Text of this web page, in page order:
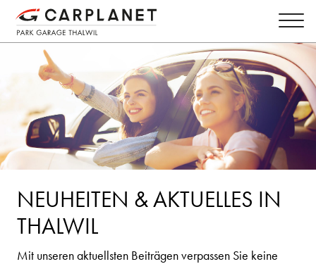
NEUHEITEN & AKTUELLES IN
THALWIL
Mit unseren aktuellsten Beiträgen verpassen Sie keine